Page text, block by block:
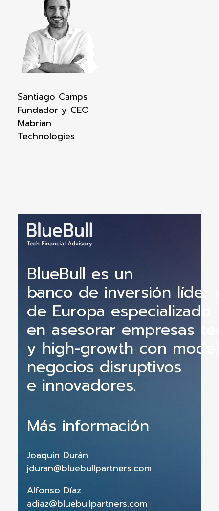
Santiago Camps
Fundador y CEO
Mabrian
Technologies
BlueBull es un
banco de inversión líder
de Europa especializado
en asesorar empresas
y high-growth con
negocios disruptivos
e innovadores.
Más información
Joaquín Durán
jduran@bluebullpartners.com
Alfonso Díaz
adiaz@bluebullpartners.com